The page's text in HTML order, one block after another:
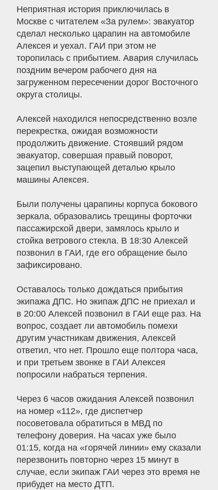
Неприятная история приключилась в
Москве с читателем «За рулем»: эвакуатор
сделал несколько царапин на автомобиле
Алексея и уехал. ГАИ при этом не
торопилась с прибытием. Авария случилась
поздним вечером рабочего дня на
загруженном пересечении дорог Восточного
округа столицы.
Алексей находился непосредственно возле
перекрестка, ожидая возможности
продолжить движение. Стоявший рядом
эвакуатор, совершая правый поворот,
зацепил выступающей деталью крыло
машины Алексея.
Были получены царапины корпуса бокового
зеркала, образовались трещины форточки
пассажирской двери, замялось крыло и
стойка ветрового стекла. В 18:30 Алексей
позвонил в ГАИ, где его обращение было
зафиксировано.
Оставалось только дождаться прибытия
экипажа ДПС. Но экипаж ДПС не приехал и
в 20:00 Алексей позвонил в ГАИ еще раз. На
вопрос, создает ли автомобиль помехи
другим участникам движения, Алексей
ответил, что нет. Прошло еще полтора часа,
и при третьем звонке в ГАИ Алексея
попросили набраться терпения.
Через 6 часов ожидания Алексей позвонил
на номер «112», где диспетчер
посоветовала обратиться в МВД по
телефону доверия. На часах уже было
01:15, когда на «горячей линии» ему сказали
перезвонить повторно через 15 минут в
случае, если экипаж ГАИ через это время не
прибудет на место ДТП.